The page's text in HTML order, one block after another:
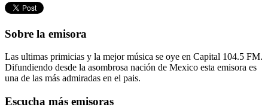
Sobre la emisora
Las ultimas primicias y la mejor música se oye en Capital 104.5 FM.
Difundiendo desde la asombrosa nación de Mexico esta emisora es
una de las más admiradas en el pais.
Escucha más emisoras